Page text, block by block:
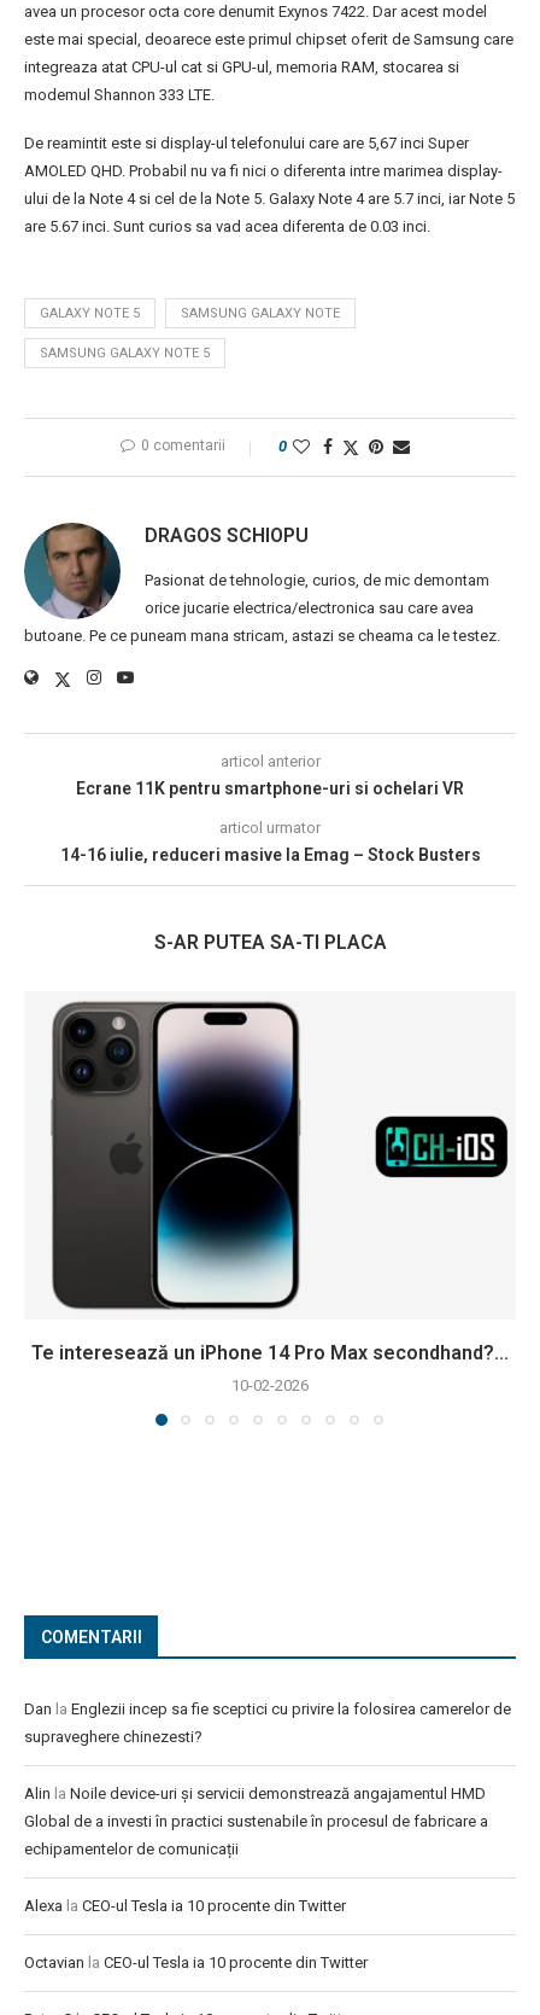
avea un procesor octa core denumit Exynos 7422. Dar acest model
este mai special, deoarece este primul chipset oferit de Samsung care
integreaza atat CPU-ul cat si GPU-ul, memoria RAM, stocarea si
modemul Shannon 333 LTE.
De reamintit este si display-ul telefonului care are 5,67 inci Super
AMOLED QHD. Probabil nu va fi nici o diferenta intre marimea display-
ului de la Note 4 si cel de la Note 5. Galaxy Note 4 are 5.7 inci, iar Note 5
are 5.67 inci. Sunt curios sa vad acea diferenta de 0.03 inci.
GALAXY NOTE 5 SAMSUNG GALAXY NOTE
SAMSUNG GALAXY NOTE 5
0 comentarii 0
DRAGOS SCHIOPU
Pasionat de tehnologie, curios, de mic demontam
orice jucarie electrica/electronica sau care avea
butoane. Pe ce puneam mana stricam, astazi se cheama ca le testez.
articol anterior
Ecrane 11K pentru smartphone-uri si ochelari VR
articol urmator
14-16 iulie, reduceri masive la Emag – Stock Busters
S-AR PUTEA SA-TI PLACA
Te interesează un iPhone 14 Pro Max secondhand?...
10-02-2026
COMENTARII
Dan la Englezii incep sa fie sceptici cu privire la folosirea camerelor de
supraveghere chinezesti?
Alin la Noile device-uri și servicii demonstrează angajamentul HMD
Global de a investi în practici sustenabile în procesul de fabricare a
echipamentelor de comunicații
Alexa la CEO-ul Tesla ia 10 procente din Twitter
Octavian la CEO-ul Tesla ia 10 procente din Twitter